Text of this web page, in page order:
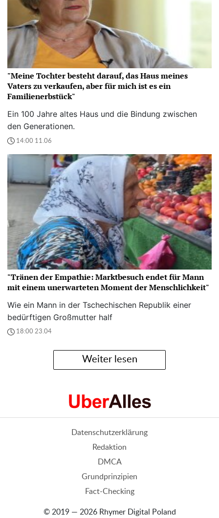
"Meine Tochter besteht darauf, das Haus meines
Vaters zu verkaufen, aber für mich ist es ein
Familienerbstück"
Ein 100 Jahre altes Haus und die Bindung zwischen
den Generationen.
14:00 11.06
"Tränen der Empathie: Marktbesuch endet für Mann
mit einem unerwarteten Moment der Menschlichkeit"
Wie ein Mann in der Tschechischen Republik einer
bedürftigen Großmutter half
18:00 23.04
Weiter lesen
Datenschutzerklärung
Redaktion
DMCA
Grundprinzipien
Fact-Checking
© 2019 — 2026 Rhymer Digital Poland